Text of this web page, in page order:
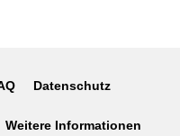
Datenschutz
Weitere Informationen